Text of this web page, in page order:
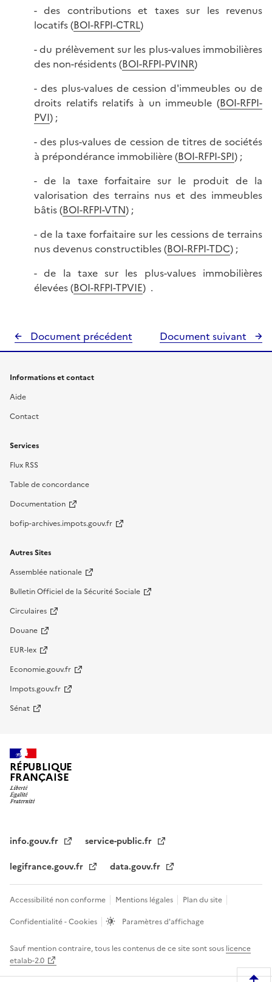
- des contributions et taxes sur les revenus
locatifs (BOI-RFPI-CTRL)
- du prélèvement sur les plus-values immobilières
des non-résidents (BOI-RFPI-PVINR)
- des plus-values de cession d'immeubles ou de
droits relatifs relatifs à un immeuble (BOI-RFPI-
PVI) ;
- des plus-values de cession de titres de sociétés
à prépondérance immobilière (BOI-RFPI-SPI) ;
- de la taxe forfaitaire sur le produit de la
valorisation des terrains nus et des immeubles
bâtis (BOI-RFPI-VTN) ;
- de la taxe forfaitaire sur les cessions de terrains
nus devenus constructibles (BOI-RFPI-TDC) ;
- de la taxe sur les plus-values immobilières
élevées (BOI-RFPI-TPVIE) .
Document précédent Document suivant
Informations et contact
Aide
Contact
Services
Flux RSS
Table de concordance
Documentation
bofip-archives.impots.gouv.fr
Autres Sites
Assemblée nationale
Bulletin Officiel de la Sécurité Sociale
Circulaires
Douane
EUR-lex
Economie.gouv.fr
Impots.gouv.fr
Sénat
RÉPUBLIQUE
FRANÇAISE
info.gouv.fr
service-public.fr
legifrance.gouv.fr
data.gouv.fr
Accessibilité non conforme Mentions légales
Plan du site
Confidentialité - Cookies
Paramètres d'affichage
Sauf mention contraire, tous les contenus de ce site sont sous licence
etalab-2.0